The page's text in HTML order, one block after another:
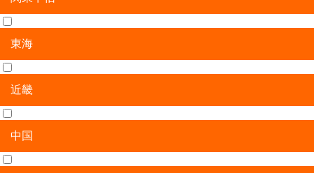
茨城県
栃木県
群馬県
埼玉県
千葉県
東京都
神奈川県
山梨県
長野県
東海
岐阜県
静岡県
愛知県
三重県
近畿
滋賀県
京都府
大阪府
兵庫県
奈良県
和歌山県
中国